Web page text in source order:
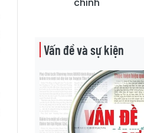
chính
Vấn đề và sự kiện